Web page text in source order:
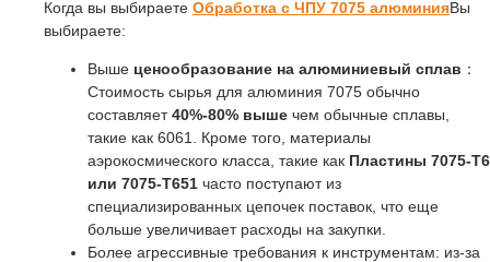
Когда вы выбираете Обработка с ЧПУ 7075 алюминияВы
выбираете:
Выше ценообразование на алюминиевый сплав ：
Стоимость сырья для алюминия 7075 обычно
составляет40%-80% выше чем обычные сплавы,
такие как 6061. Кроме того, материалы
аэрокосмического класса, такие как Пластины 7075-T6
или 7075-T651 часто поступают из
специализированных цепочек поставок, что еще
больше увеличивает расходы на закупки.
Более агрессивные требования к инструментам: из-за